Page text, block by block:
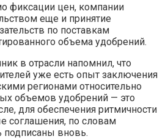
фиксации цен, компании
еще и принятие
по поставкам
объема удобрений.
в отрасли напомнил, что
уже есть опыт заключения
регионами относительно
объемов удобрений — это
для обеспечения ритмичности
соглашения, по словам
подписаны вновь.